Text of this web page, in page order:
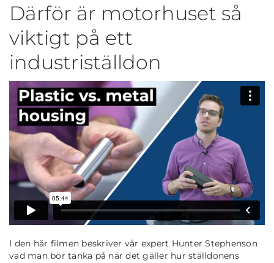
Därför är motorhuset så
viktigt på ett
industriställdon
I den här filmen beskriver vår expert Hunter Stephenson
vad man bör tänka på när det gäller hur ställdonens